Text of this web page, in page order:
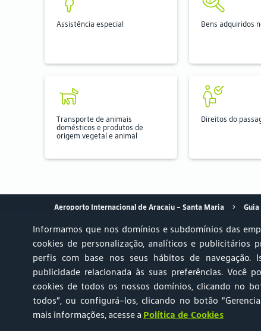
Assistência especial Bens adquiridos
Transporte de animais
domésticos e produtos de
origem vegetal e animal
Direitos do
Aeroporto Internacional de Aracaju - Santa Maria
Achados & Perdidos Relato AVSEC Ruído
Portal do Titular de Dados Pessoais Central de
Informamos que nos domínios e subdomínios das
cookies de personalização, analíticos e publicitários
perfis com base nos seus hábitos de navegação.
publicidade relacionada às suas preferências. Você
cookies de todos os nossos domínios, clicando no
todos”, ou configurá-los, clicando no botão
mais informações, acesse a Política de Cookies